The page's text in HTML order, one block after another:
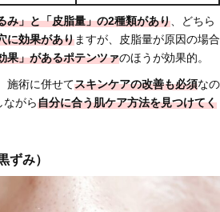
み」と「皮脂量」の2種類があり 、どちら
に効果がありますが、皮脂量が原因の場合
果」があるポテンツァのほうが効果的。
施術に併せてスキンケアの改善も必須なの
ながら自分に合う肌ケア方法を見つけてく
ずみ）